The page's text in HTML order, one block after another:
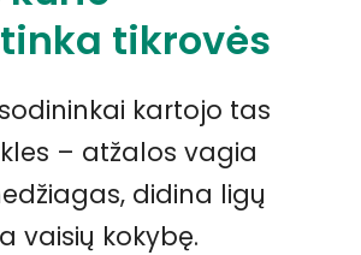
tikrovės
kartojo tas
– atžalos vagia
didina ligų
vaisių kokybę.